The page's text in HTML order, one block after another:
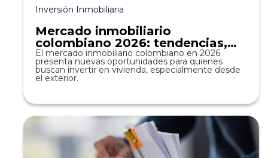
Inversión Inmobiliaria
Mercado inmobiliario
colombiano 2026: tendencias,
precios y oportunidades de
inversión en vivienda
El mercado inmobiliario colombiano en 2026
presenta nuevas oportunidades para quienes
buscan invertir en vivienda, especialmente desde
el exterior.